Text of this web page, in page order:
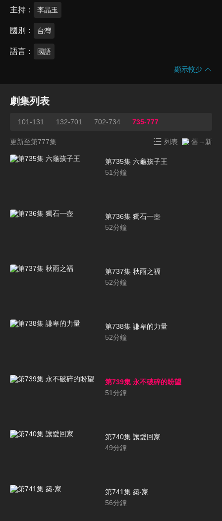
主持 李晶玉
國別 台灣
語言 國語
顯示較少
劇集列表
101-131 132-701 702-734 735-777
更新至第777集 列表 舊→新
第735集 六龜孩子王
51分鐘
第736集 獨石一壺
52分鐘
第737集 秋雨之福
52分鐘
第738集 謙卑的力量
52分鐘
第739集 永不破碎的盼望
51分鐘
第740集 讓愛回家
49分鐘
第741集 築‧家
56分鐘